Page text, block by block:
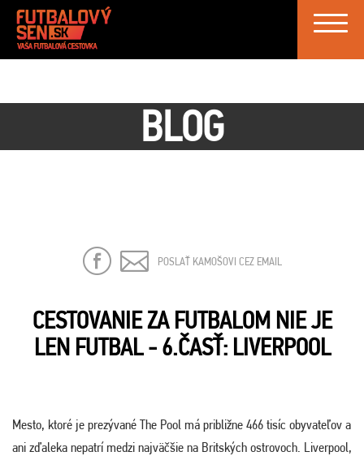
Toggle
BLOG
POSLAŤ KAMOŠOVI CEZ EMAIL
CESTOVANIE ZA FUTBALOM NIE JE
LEN FUTBAL - 6.ČASŤ: LIVERPOOL
Mesto, ktoré je prezývané The Pool má približne 466 tisíc obyvateľov a
ani zďaleka nepatrí medzi najväčšie na Britských ostrovoch. Liverpool,